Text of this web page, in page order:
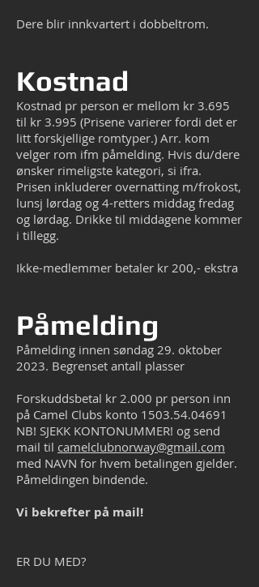
Dere blir innkvartert i dobbeltrom.
Kostnad
Kostnad pr person er mellom kr 3.695
til kr 3.995 (Prisene varierer fordi det er
litt forskjellige romtyper.) Arr. kom
velger rom ifm påmelding. Hvis du/dere
ønsker rimeligste kategori, si ifra.
Prisen inkluderer overnatting m/frokost,
lunsj lørdag og 4-retters middag fredag
og lørdag. Drikke til middagene kommer
i tillegg.
Ikke-medlemmer betaler kr 200,- ekstra
Påmelding
Påmelding innen søndag 29. oktober
2023. Begrenset antall plasser
Forskuddsbetal kr 2.000 pr person inn
på Camel Clubs konto 1503.54.04691
NB! SJEKK KONTONUMMER! og send
mail til camelclubnorway@gmail.com
med NAVN for hvem betalingen gjelder.
Påmeldingen bindende.
Vi bekrefter på mail!
ER DU MED?